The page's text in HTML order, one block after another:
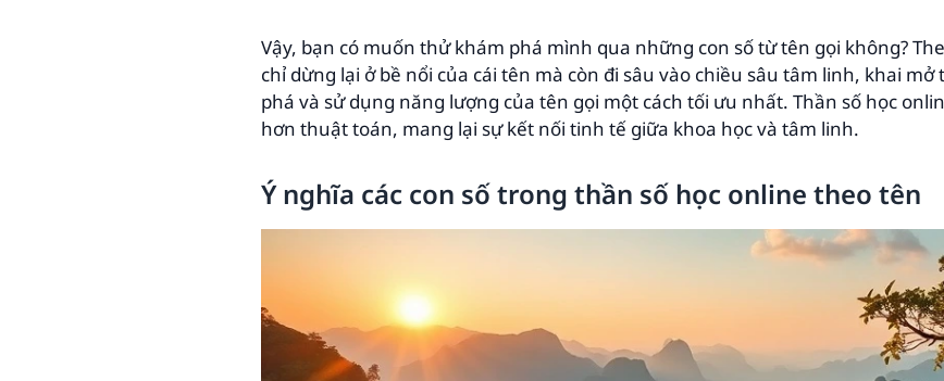
Vậy, bạn có muốn thử khám phá mình qua những con số từ tên gọi không?
chỉ dừng lại ở bề nổi của cái tên mà còn đi sâu vào chiều sâu tâm linh, khai
phá và sử dụng năng lượng của tên gọi một cách tối ưu nhất. Thần số học
hơn thuật toán, mang lại sự kết nối tinh tế giữa khoa học và tâm linh.
Ý nghĩa các con số trong thần số học online theo tên